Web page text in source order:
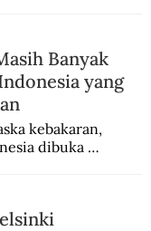
Banyak
yang
kebakaran,
dibuka